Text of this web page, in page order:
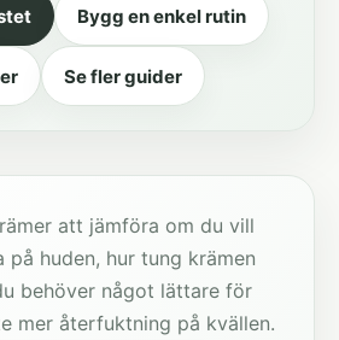
Bygg en enkel rutin
Se fler guider
att jämföra om du vill
på huden, hur tung krämen
behöver något lättare för
mer återfuktning på kvällen.